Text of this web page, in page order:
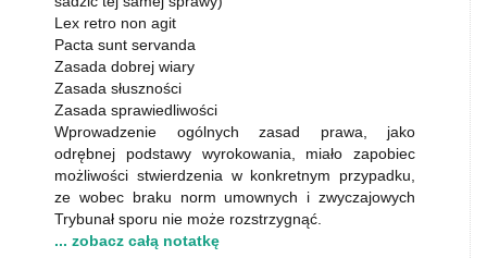
Lex retro non agit
Pacta sunt servanda
Zasada dobrej wiary
Zasada słuszności
Zasada sprawiedliwości
Wprowadzenie ogólnych zasad prawa, jako
odrębnej podstawy wyrokowania, miało zapobiec
możliwości stwierdzenia w konkretnym przypadku,
ze wobec braku norm umownych i zwyczajowych
Trybunał sporu nie może rozstrzygnąć.
... zobacz całą notatkę